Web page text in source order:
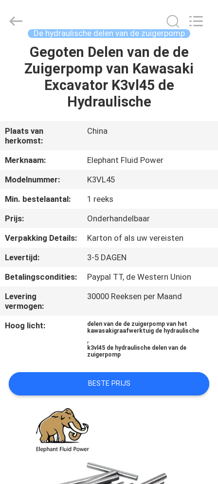
HUIS
PRODUCTEN
ONS
FABRIEKSREIS
KWALITEITSCONTROLE
CONTACTEER
ONS
NIEUWS
GEVALLEN
SITEMAP
POLICY
Fluid
Power
De hydraulische delen van de zuigerpomp
Gegoten Delen van de de
Zuigerpomp van Kawasaki
Excavator K3vl45 de
Hydraulische
Plaats van
herkomst:
China
Merknaam:
Elephant Fluid Power
Modelnummer:
K3VL45
Min. bestelaantal:
1 reeks
Prijs:
Onderhandelbaar
Verpakking Details:
Karton of als uw vereisten
Levertijd:
3-5 DAGEN
Betalingscondities:
Paypal TT, de Western Union
Levering
vermogen:
30000 Reeksen per Maand
Hoog licht:
delen van de de zuigerpomp van het
kawasakigraafwerktuig de hydraulische
,
k3vl45 de hydraulische delen van de
zuigerpomp
BESTE PRIJS